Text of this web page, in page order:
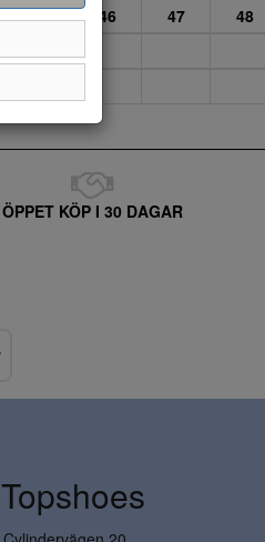
45 46 47 48
ÖPPET KÖP I 30 DAGAR
Topshoes